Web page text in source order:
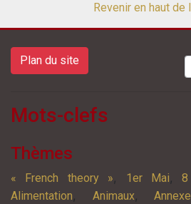
Revenir en haut de
Plan du site
Mots-clefs
Thèmes
« French theory », 1er Mai,
Alimentation, Animaux,